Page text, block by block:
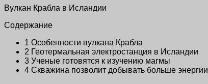
Вулкан Крабла в Исландии
Содержание
1 Особенности вулкана Крабла
2 Геотермальная электростанция в Исландии
3 Ученые готовятся к изучению магмы
4 Скважина позволит добывать больше энергии